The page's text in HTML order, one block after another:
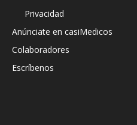
Privacidad
Anúnciate en casiMedicos
Colaboradores
Escríbenos